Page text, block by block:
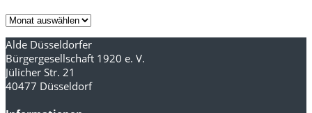
Archiv
Alde Düsseldorfer
Bürgergesellschaft 1920 e. V.
Jülicher Str. 21
40477 Düsseldorf